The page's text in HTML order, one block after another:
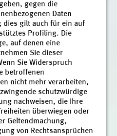
gegen die
Daten
dies gilt auch für ein auf
Profiling. Die
auf denen eine
Sie dieser
Sie Widerspruch
betroffenen
nicht mehr verarbeiten,
schutzwürdige
nachweisen, die Ihre
überwiegen oder
Geltendmachung,
von Rechtsansprüchen